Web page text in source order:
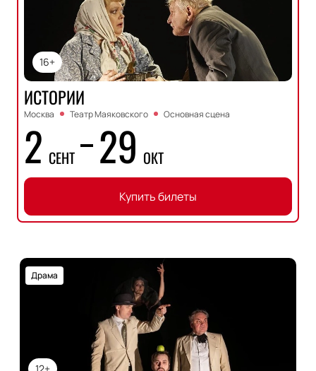
16+
ИСТОРИИ
Москва Театр Маяковского Основная сцена
2 СЕНТ 29 ОКТ
Купить билеты
Драма